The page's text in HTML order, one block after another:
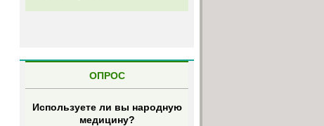
ОПРОС
Используете ли вы народную
медицину?